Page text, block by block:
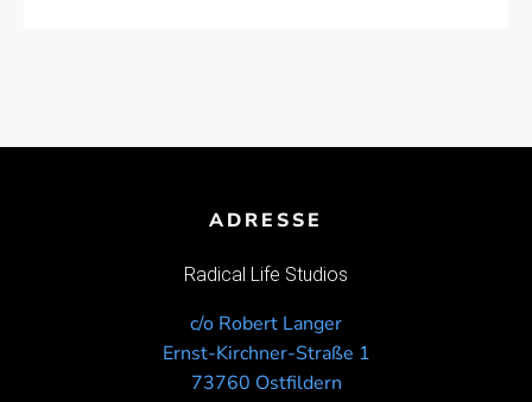
ADRESSE
Radical Life Studios
c/o Robert Langer
Ernst-Kirchner-Straße 1
73760 Ostfildern